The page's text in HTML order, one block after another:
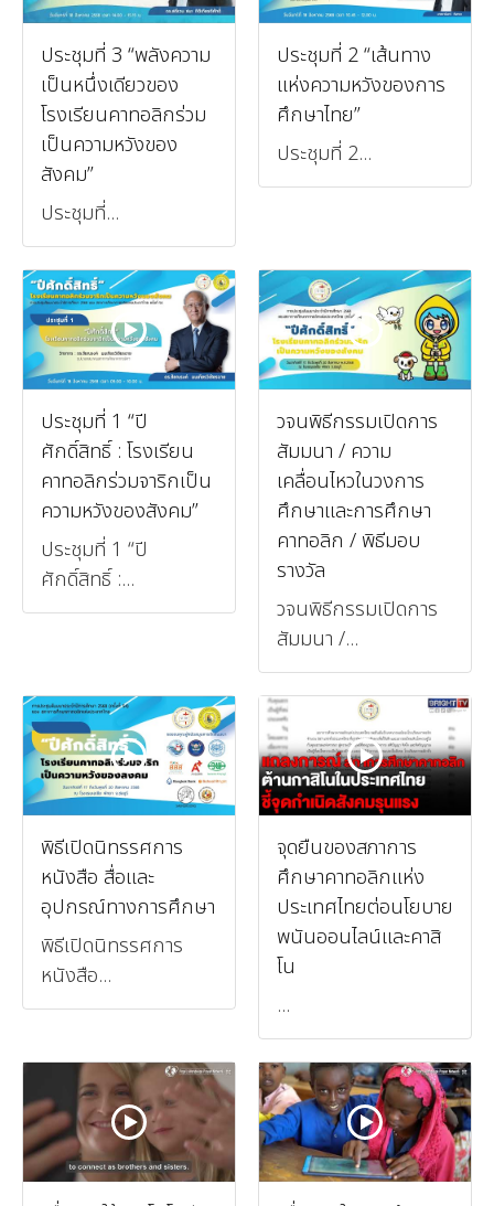
ประชุมที่ 3 “พลังความ
เป็นหนึ่งเดียวของ
โรงเรียนคาทอลิกร่วม
เป็นความหวังของ
สังคม”
ประชุมที่...
ประชุมที่ 2 “เส้นทาง
แห่งความหวังของการ
ศึกษาไทย”
ประชุมที่ 2...
ประชุมที่ 1 “ปี
ศักดิ์สิทธิ์ : โรงเรียน
คาทอลิกร่วมจาริกเป็น
ความหวังของสังคม”
ประชุมที่ 1 “ปี
ศักดิ์สิทธิ์ :...
วจนพิธีกรรมเปิดการ
สัมมนา / ความ
เคลื่อนไหวในวงการ
ศึกษาและการศึกษา
คาทอลิก / พิธีมอบ
รางวัล
วจนพิธีกรรมเปิดการ
สัมมนา /...
พิธีเปิดนิทรรศการ
หนังสือ สื่อและ
อุปกรณ์ทางการศึกษา
พิธีเปิดนิทรรศการ
หนังสือ...
จุดยืนของสภาการ
ศึกษาคาทอลิกแห่ง
ประเทศไทยต่อนโยบาย
พนันออนไลน์และคาสิ
โน
...